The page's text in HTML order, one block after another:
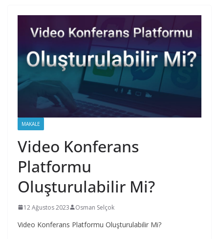
MAKALE
Video Konferans
Platformu
Oluşturulabilir Mi?
12 Ağustos 2023 Osman Selçok
Video Konferans Platformu Oluşturulabilir Mi?